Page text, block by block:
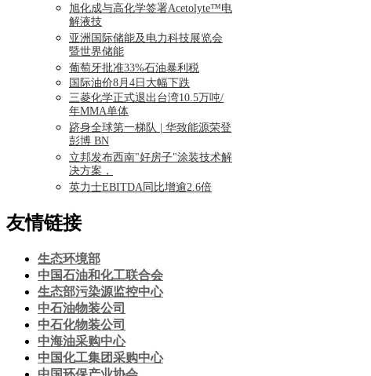
旭化成与高化学签署Acetolyte™电
解液技
亚洲国际储能及电力科技展览会
暨世界储能
葡萄牙批准33%石油暴利税
国际油价8月4日大幅下跌
三菱化学正式退出台湾10.5万吨/
年MMA单体
跻身全球第一梯队 | 华致能源荣登
彭博 BN
立邦发布西南"好房子"涂装技术解
决方案，
英力士EBITDA同比增逾2.6倍
友情链接
生态环境部
中国石油和化工联合会
生态部污染源监控中心
中石油物装公司
中石化物装公司
中海油采购中心
中国化工集团采购中心